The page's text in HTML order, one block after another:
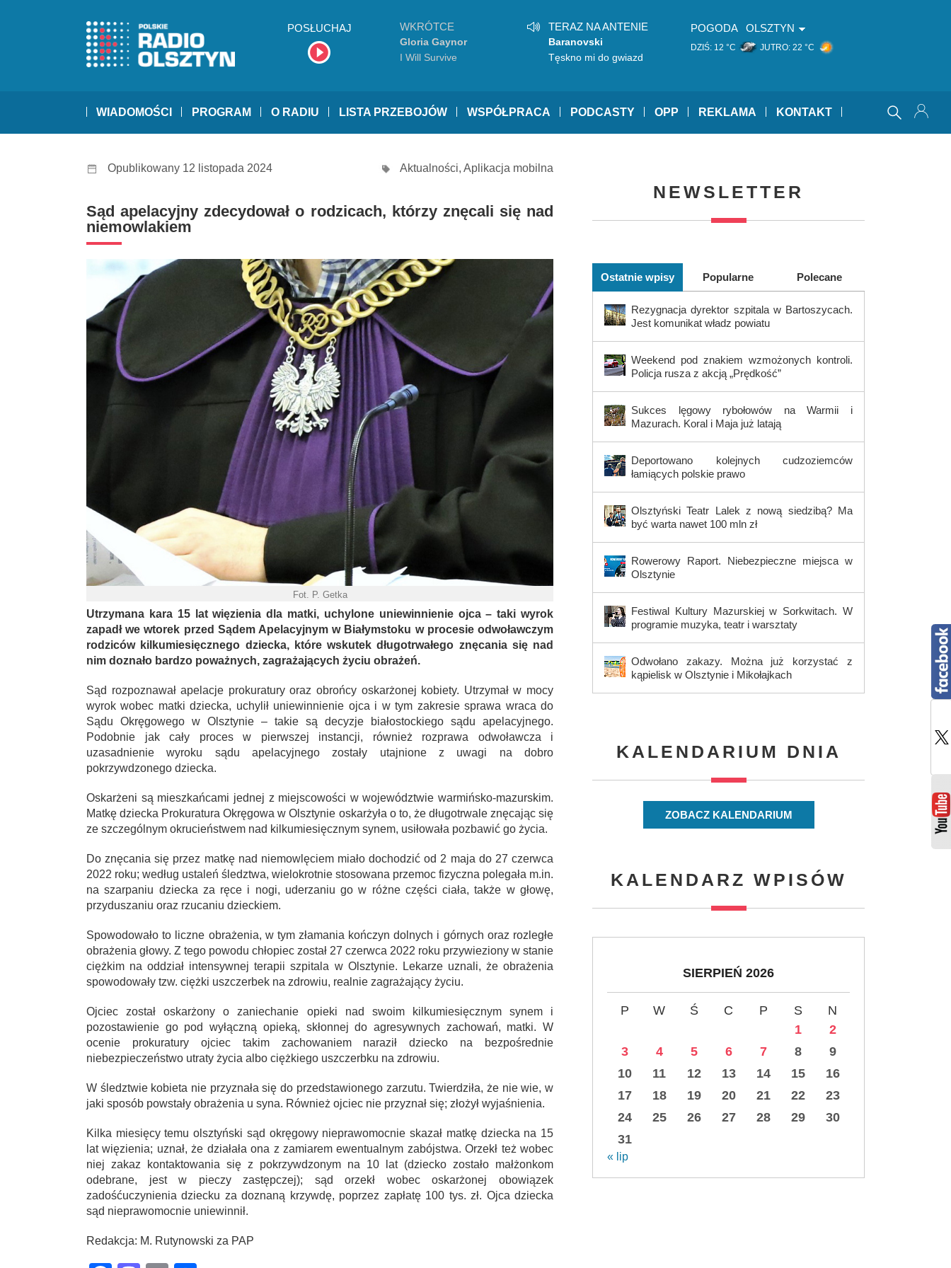
POSŁUCHAJ WKRÓTCE
Gloria Gaynor
I Will Survive
TERAZ NA ANTENIE
Baranovski
Tęskno mi do gwiazd
POGODA OLSZTYN
DZIŚ: 12 °C JUTRO: 22 °C
WIADOMOŚCI PROGRAM O RADIU LISTA PRZEBOJÓW WSPÓŁPRACA PODCASTY OPP REKLAMA KONTAKT
Opublikowany 12 listopada 2024 Aktualności, Aplikacja mobilna
Sąd apelacyjny zdecydował o rodzicach, którzy znęcali się nad
niemowlakiem
Fot. P. Getka
Utrzymana kara 15 lat więzienia dla matki, uchylone uniewinnienie ojca – taki wyrok
zapadł we wtorek przed Sądem Apelacyjnym w Białymstoku w procesie odwoławczym
rodziców kilkumiesięcznego dziecka, które wskutek długotrwałego znęcania się nad
nim doznało bardzo poważnych, zagrażających życiu obrażeń.
Sąd rozpoznawał apelacje prokuratury oraz obrońcy oskarżonej kobiety. Utrzymał w mocy
wyrok wobec matki dziecka, uchylił uniewinnienie ojca i w tym zakresie sprawa wraca do
Sądu Okręgowego w Olsztynie – takie są decyzje białostockiego sądu apelacyjnego.
Podobnie jak cały proces w pierwszej instancji, również rozprawa odwoławcza i
uzasadnienie wyroku sądu apelacyjnego zostały utajnione z uwagi na dobro
pokrzywdzonego dziecka.
Oskarżeni są mieszkańcami jednej z miejscowości w województwie warmińsko-mazurskim.
Matkę dziecka Prokuratura Okręgowa w Olsztynie oskarżyła o to, że długotrwale znęcając się
ze szczególnym okrucieństwem nad kilkumiesięcznym synem, usiłowała pozbawić go życia.
Do znęcania się przez matkę nad niemowlęciem miało dochodzić od 2 maja do 27 czerwca
2022 roku; według ustaleń śledztwa, wielokrotnie stosowana przemoc fizyczna polegała m.in.
na szarpaniu dziecka za ręce i nogi, uderzaniu go w różne części ciała, także w głowę,
przyduszaniu oraz rzucaniu dzieckiem.
Spowodowało to liczne obrażenia, w tym złamania kończyn dolnych i górnych oraz rozległe
obrażenia głowy. Z tego powodu chłopiec został 27 czerwca 2022 roku przywieziony w stanie
ciężkim na oddział intensywnej terapii szpitala w Olsztynie. Lekarze uznali, że obrażenia
spowodowały tzw. ciężki uszczerbek na zdrowiu, realnie zagrażający życiu.
Ojciec został oskarżony o zaniechanie opieki nad swoim kilkumiesięcznym synem i
pozostawienie go pod wyłączną opieką, skłonnej do agresywnych zachowań, matki. W
ocenie prokuratury ojciec takim zachowaniem naraził dziecko na bezpośrednie
niebezpieczeństwo utraty życia albo ciężkiego uszczerbku na zdrowiu.
W śledztwie kobieta nie przyznała się do przedstawionego zarzutu. Twierdziła, że nie wie, w
jaki sposób powstały obrażenia u syna. Również ojciec nie przyznał się; złożył wyjaśnienia.
Kilka miesięcy temu olsztyński sąd okręgowy nieprawomocnie skazał matkę dziecka na 15
lat więzienia; uznał, że działała ona z zamiarem ewentualnym zabójstwa. Orzekł też wobec
niej zakaz kontaktowania się z pokrzywdzonym na 10 lat (dziecko zostało małżonkom
odebrane, jest w pieczy zastępczej); sąd orzekł wobec oskarżonej obowiązek
zadośćuczynienia dziecku za doznaną krzywdę, poprzez zapłatę 100 tys. zł. Ojca dziecka
sąd nieprawomocnie uniewinnił.
Redakcja: M. Rutynowski za PAP
NEWSLETTER
Ostatnie wpisy Popularne Polecane
Rezygnacja dyrektor szpitala w Bartoszycach.
Jest komunikat władz powiatu
Weekend pod znakiem wzmożonych kontroli.
Policja rusza z akcją „Prędkość”
Sukces lęgowy rybołowów na Warmii i
Mazurach. Koral i Maja już latają
Deportowano kolejnych cudzoziemców
łamiących polskie prawo
Olsztyński Teatr Lalek z nową siedzibą? Ma
być warta nawet 100 mln zł
Rowerowy Raport. Niebezpieczne miejsca w
Olsztynie
Festiwal Kultury Mazurskiej w Sorkwitach. W
programie muzyka, teatr i warsztaty
Odwołano zakazy. Można już korzystać z
kąpielisk w Olsztynie i Mikołajkach
KALENDARIUM DNIA
ZOBACZ KALENDARIUM
KALENDARZ WPISÓW
SIERPIEŃ 2026
P W Ś C P S
N
1
2
3
4 5 6 7 8
9
10
11 12 13 14 15
16
17
18 19 20 21 22
23
24
25 26 27 28 29
30
31
« lip